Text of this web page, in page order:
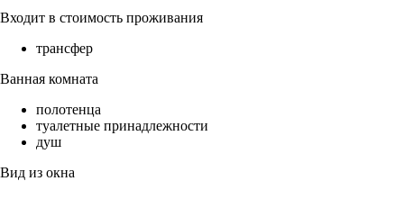
Входит в стоимость проживания
трансфер
Ванная комната
полотенца
туалетные принадлежности
душ
Вид из окна